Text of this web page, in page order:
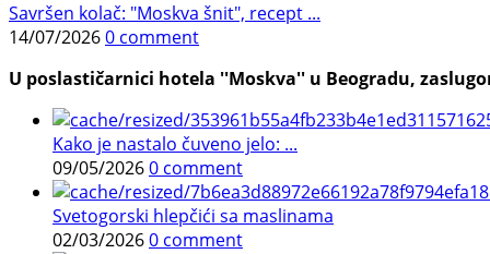
Savršen kolač: "Moskva šnit", recept ...
14/07/20260 comment
U poslastičarnici hotela ''Moskva'' u Beogradu,
Kako je nastalo čuveno jelo: ...
09/05/20260 comment
Svetogorski hlepčići sa maslinama
02/03/20260 comment